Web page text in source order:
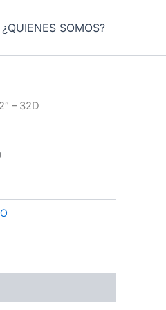
¿QUIENES SOMOS?
– 32D